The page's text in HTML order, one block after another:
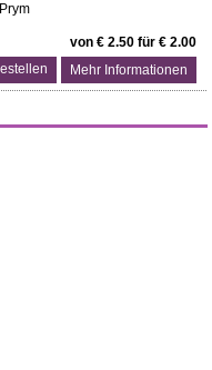
Prym
von € 2.50 für € 2.00
Mehr Informationen